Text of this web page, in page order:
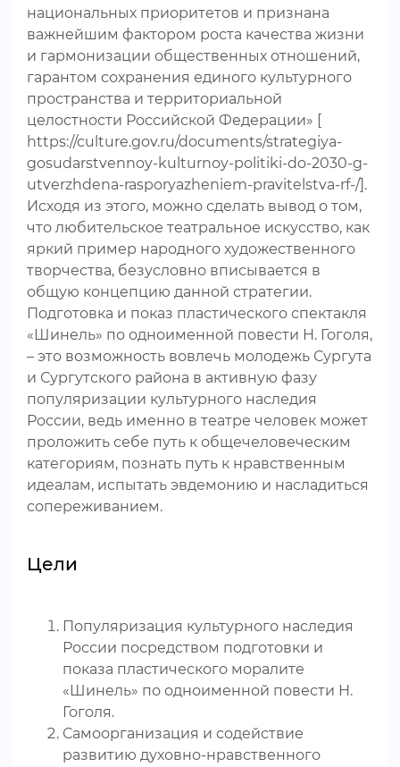
национальных приоритетов и признана
важнейшим фактором роста качества жизни
и гармонизации общественных отношений,
гарантом сохранения единого культурного
пространства и территориальной
целостности Российской Федерации» [
https://culture.gov.ru/documents/strategiya-
gosudarstvennoy-kulturnoy-politiki-do-2030-g-
utverzhdena-rasporyazheniem-pravitelstva-rf-/].
Исходя из этого, можно сделать вывод о том,
что любительское театральное искусство, как
яркий пример народного художественного
творчества, безусловно вписывается в
общую концепцию данной стратегии.
Подготовка и показ пластического спектакля
«Шинель» по одноименной повести Н. Гоголя,
– это возможность вовлечь молодежь Сургута
и Сургутского района в активную фазу
популяризации культурного наследия
России, ведь именно в театре человек может
проложить себе путь к общечеловеческим
категориям, познать путь к нравственным
идеалам, испытать эвдемонию и насладиться
сопереживанием.
Цели
Популяризация культурного наследия
России посредством подготовки и
показа пластического моралите
«Шинель» по одноименной повести Н.
Гоголя.
Самоорганизация и содействие
развитию духовно-нравственного